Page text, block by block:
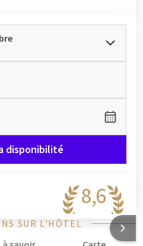
disponibilité
8,6
SUR L'HÔTEL